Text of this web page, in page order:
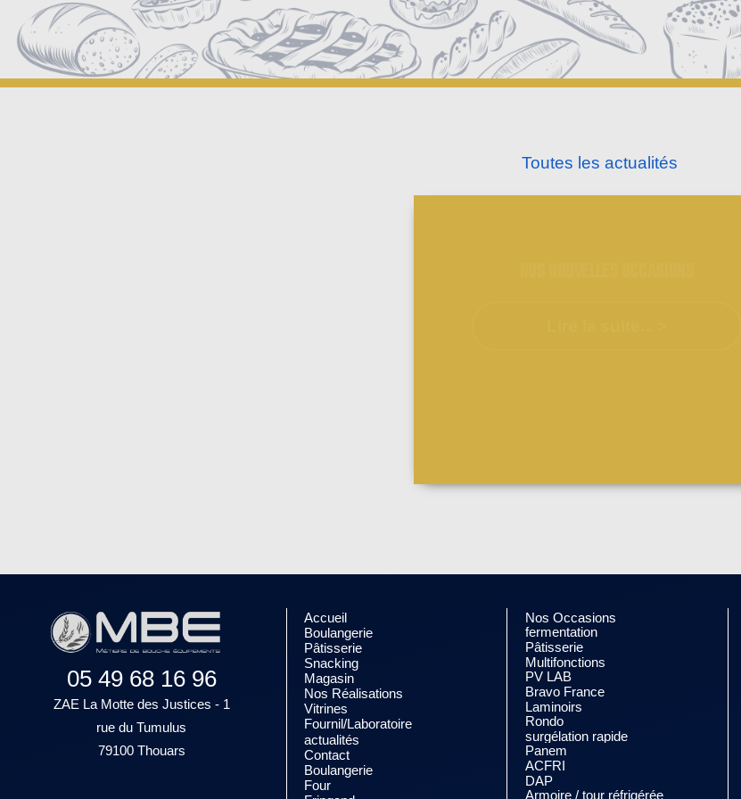
Toutes les actualités
05 49 68 16 96
ZAE La Motte des Justices - 1
rue du Tumulus
79100 Thouars
Accueil
Boulangerie
Pâtisserie
Snacking
Magasin
Nos Réalisations
Vitrines
Fournil/Laboratoire
actualités
Contact
Boulangerie
Four
Nos Occasions
fermentation
Pâtisserie
Multifonctions
PV LAB
Bravo France
Laminoirs
Rondo
surgélation rapide
Panem
ACFRI
DAP
Armoire / tour réfrigérée